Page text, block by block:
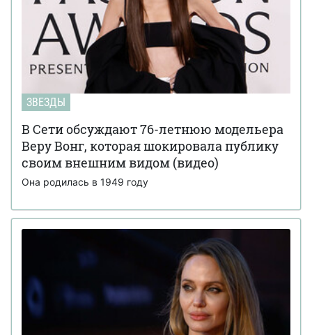
ЗВЕЗДЫ
В Сети обсуждают 76-летнюю модельера
Веру Вонг, которая шокировала публику
своим внешним видом (видео)
Она родилась в 1949 году